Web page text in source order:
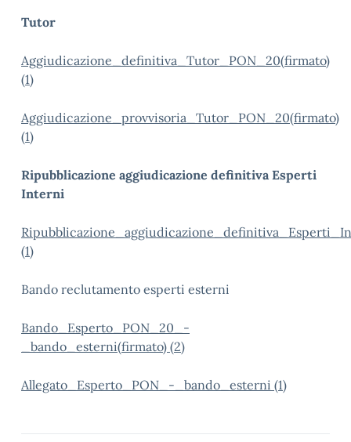
Tutor
Aggiudicazione_definitiva_Tutor_PON_20(firmato)
(1)
Aggiudicazione_provvisoria_Tutor_PON_20(firmato)
(1)
Ripubblicazione aggiudicazione definitiva Esperti
Interni
(1)
Bando reclutamento esperti esterni
Bando_Esperto_PON_20_-
_bando_esterni(firmato) (2)
Allegato_Esperto_PON_-_bando_esterni (1)